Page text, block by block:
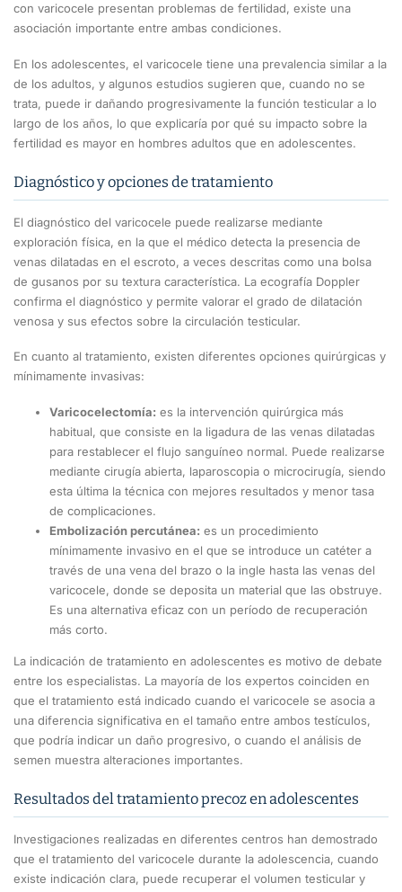
con varicocele presentan problemas de fertilidad, existe una
asociación importante entre ambas condiciones.
En los adolescentes, el varicocele tiene una prevalencia similar a la
de los adultos, y algunos estudios sugieren que, cuando no se
trata, puede ir dañando progresivamente la función testicular a lo
largo de los años, lo que explicaría por qué su impacto sobre la
fertilidad es mayor en hombres adultos que en adolescentes.
Diagnóstico y opciones de tratamiento
El diagnóstico del varicocele puede realizarse mediante
exploración física, en la que el médico detecta la presencia de
venas dilatadas en el escroto, a veces descritas como una bolsa
de gusanos por su textura característica. La ecografía Doppler
confirma el diagnóstico y permite valorar el grado de dilatación
venosa y sus efectos sobre la circulación testicular.
En cuanto al tratamiento, existen diferentes opciones quirúrgicas y
mínimamente invasivas:
Varicocelectomía: es la intervención quirúrgica más
habitual, que consiste en la ligadura de las venas dilatadas
para restablecer el flujo sanguíneo normal. Puede realizarse
mediante cirugía abierta, laparoscopia o microcirugía, siendo
esta última la técnica con mejores resultados y menor tasa
de complicaciones.
Embolización percutánea: es un procedimiento
mínimamente invasivo en el que se introduce un catéter a
través de una vena del brazo o la ingle hasta las venas del
varicocele, donde se deposita un material que las obstruye.
Es una alternativa eficaz con un período de recuperación
más corto.
La indicación de tratamiento en adolescentes es motivo de debate
entre los especialistas. La mayoría de los expertos coinciden en
que el tratamiento está indicado cuando el varicocele se asocia a
una diferencia significativa en el tamaño entre ambos testículos,
que podría indicar un daño progresivo, o cuando el análisis de
semen muestra alteraciones importantes.
Resultados del tratamiento precoz en adolescentes
Investigaciones realizadas en diferentes centros han demostrado
que el tratamiento del varicocele durante la adolescencia, cuando
existe indicación clara, puede recuperar el volumen testicular y